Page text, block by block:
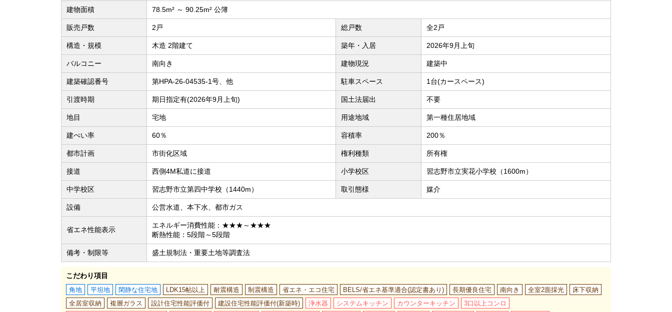
建物面積 78.5m² ～ 90.25m² 公簿
販売戸数 2戸 総戸数 全2戸
構造・規模 木造 2階建て 築年・入居 2026年9月上旬
バルコニー 南向き 建物現況 建築中
建築確認番号 第HPA-26-04535-1号、他 駐車スペース 1台(カースペース)
引渡時期 期日指定有(2026年9月上旬) 国土法届出 不要
地目 宅地 用途地域 第一種住居地域
建ぺい率 60％ 容積率 200％
都市計画 市街化区域 権利種類 所有権
接道 西側4M私道に接道 小学校区 習志野市立実花小学校（1600m）
中学校区 習志野市立第四中学校（1440m） 取引態様 媒介
設備 公営水道、本下水、都市ガス
省エネ性能表示
エネルギー消費性能：★★★～★★★
断熱性能：5段階～5段階
備考・制限等 盛土規制法・重要土地等調査法
こだわり項目
角地 平坦地 閑静な住宅地 LDK15帖以上 耐震構造 制震構造 省エネ・エコ住宅 BELS/省エネ基準適合(認定書あり) 長期優良住宅 南向き 全室2面採光
床下収納
全居室収納
複層ガラス 設計住宅性能評価付 建設住宅性能評価付(新築時) 浄水器 システムキッチン カウンターキッチン
3口以上コンロ